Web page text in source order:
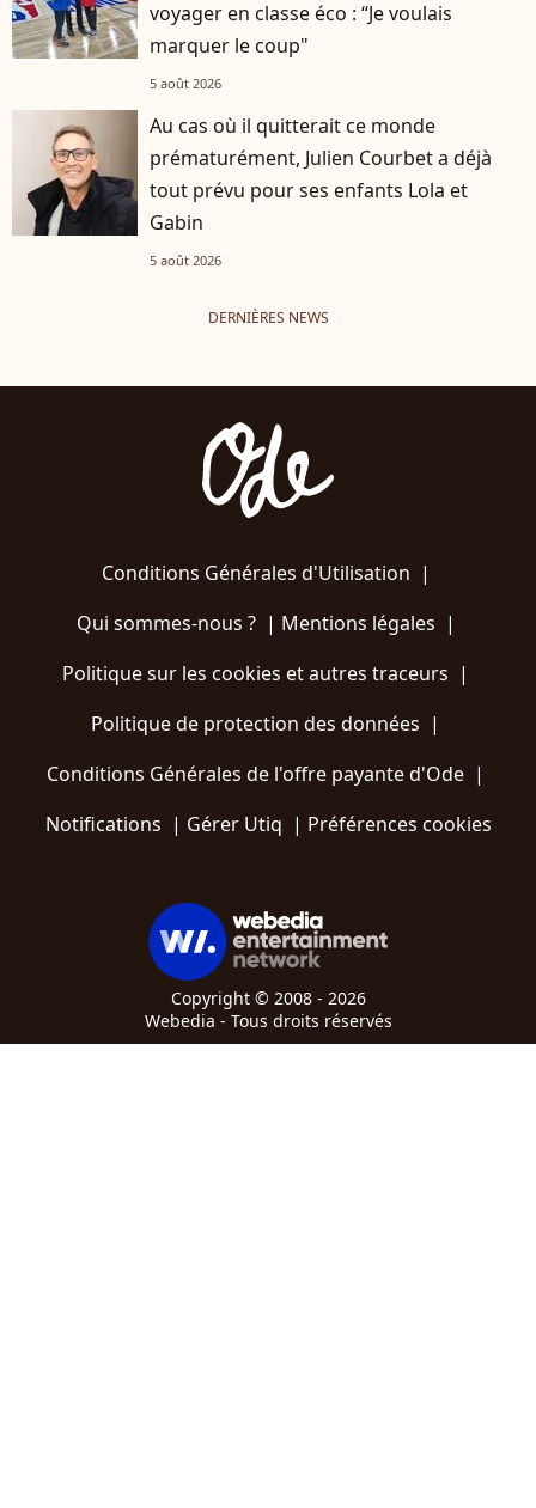
voyager en classe éco : “Je voulais
marquer le coup"
5 août 2026
Au cas où il quitterait ce monde
prématurément, Julien Courbet a déjà
tout prévu pour ses enfants Lola et
Gabin
5 août 2026
DERNIÈRES NEWS
Conditions Générales d'Utilisation |
Qui sommes-nous ?| Mentions légales |
Politique sur les cookies et autres traceurs |
Politique de protection des données |
Conditions Générales de l'offre payante d'Ode |
Notifications | Gérer Utiq | Préférences cookies
Copyright © 2008 - 2026
Webedia - Tous droits réservés